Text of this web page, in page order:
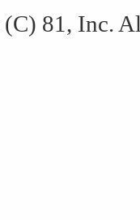
81, Inc.